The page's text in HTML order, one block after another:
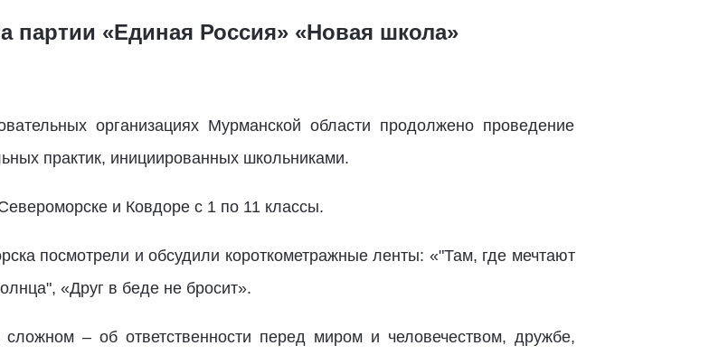
партии «Единая Россия» «Новая школа»
организациях Мурманской области продолжено проведение
практик, инициированных школьниками.
и Ковдоре с 1 по 11 классы.
посмотрели и обсудили короткометражные ленты: «"Там, где мечтают
«Друг в беде не бросит».
– об ответственности перед миром и человечеством, дружбе,